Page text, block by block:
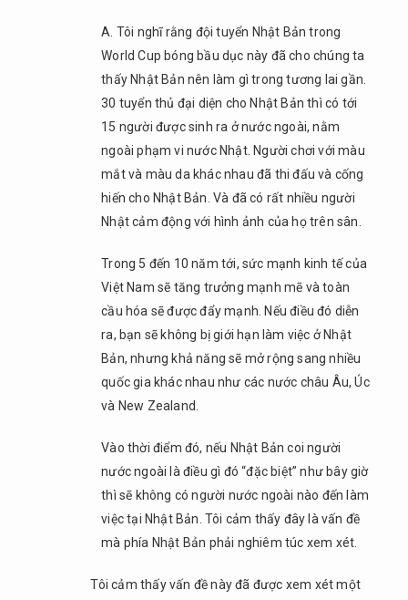
A. Tôi nghĩ rằng đội tuyển Nhật Bản trong
World Cup bóng bầu dục này đã cho chúng ta
thấy Nhật Bản nên làm gì trong tương lai gần.
30 tuyển thủ đại diện cho Nhật Bản thì có tới
15 người được sinh ra ở nước ngoài, nằm
ngoài phạm vi nước Nhật. Người chơi với màu
mắt và màu da khác nhau đã thi đấu và cống
hiến cho Nhật Bản. Và đã có rất nhiều người
Nhật cảm động với hình ảnh của họ trên sân.
Trong 5 đến 10 năm tới, sức mạnh kinh tế của
Việt Nam sẽ tăng trưởng mạnh mẽ và toàn
cầu hóa sẽ được đẩy mạnh. Nếu điều đó diễn
ra, bạn sẽ không bị giới hạn làm việc ở Nhật
Bản, nhưng khả năng sẽ mở rộng sang nhiều
quốc gia khác nhau như các nước châu Âu, Úc
và New Zealand.
Vào thời điểm đó, nếu Nhật Bản coi người
nước ngoài là điều gì đó “đặc biệt” như bây giờ
thì sẽ không có người nước ngoài nào đến làm
việc tại Nhật Bản. Tôi cảm thấy đây là vấn đề
mà phía Nhật Bản phải nghiêm túc xem xét.
Tôi cảm thấy vấn đề này đã được xem xét một